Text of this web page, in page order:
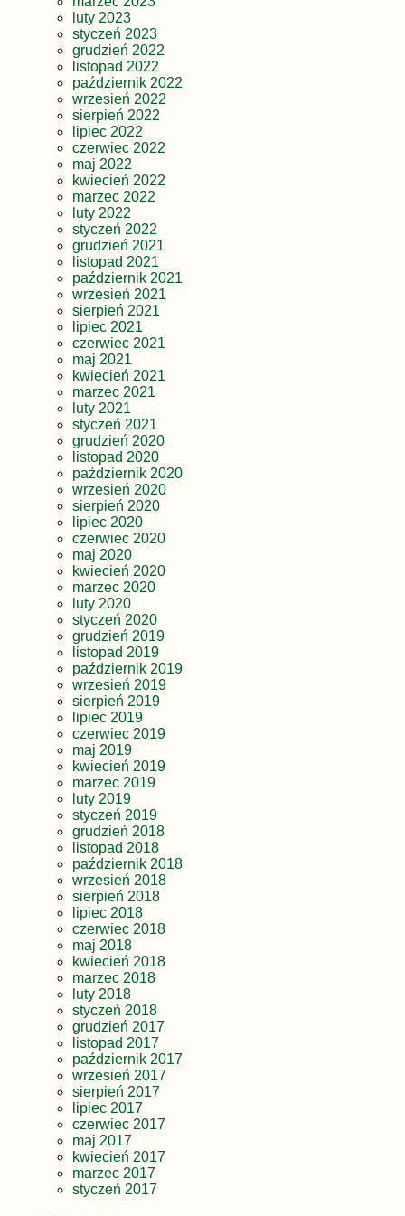
luty 2023
styczeń 2023
grudzień 2022
listopad 2022
październik 2022
wrzesień 2022
sierpień 2022
lipiec 2022
czerwiec 2022
maj 2022
kwiecień 2022
marzec 2022
luty 2022
styczeń 2022
grudzień 2021
listopad 2021
październik 2021
wrzesień 2021
sierpień 2021
lipiec 2021
czerwiec 2021
maj 2021
kwiecień 2021
marzec 2021
luty 2021
styczeń 2021
grudzień 2020
listopad 2020
październik 2020
wrzesień 2020
sierpień 2020
lipiec 2020
czerwiec 2020
maj 2020
kwiecień 2020
marzec 2020
luty 2020
styczeń 2020
grudzień 2019
listopad 2019
październik 2019
wrzesień 2019
sierpień 2019
lipiec 2019
czerwiec 2019
maj 2019
kwiecień 2019
marzec 2019
luty 2019
styczeń 2019
grudzień 2018
listopad 2018
październik 2018
wrzesień 2018
sierpień 2018
lipiec 2018
czerwiec 2018
maj 2018
kwiecień 2018
marzec 2018
luty 2018
styczeń 2018
grudzień 2017
listopad 2017
październik 2017
wrzesień 2017
sierpień 2017
lipiec 2017
czerwiec 2017
maj 2017
kwiecień 2017
marzec 2017
styczeń 2017